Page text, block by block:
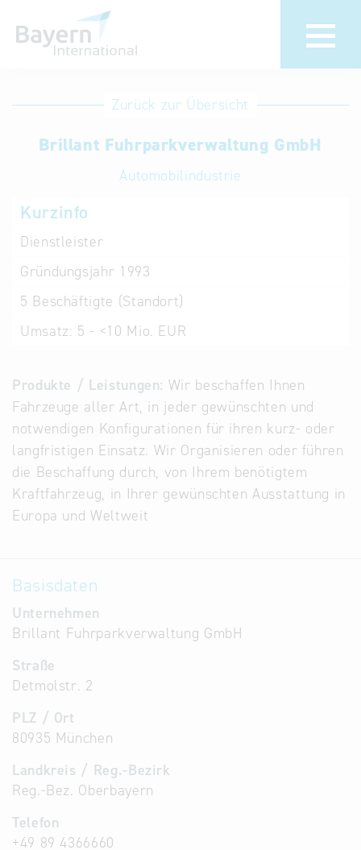
Anmeldung
Unternehmen
anmelden
Eintrag
löschen
Aktualisieren
Alternative
Datenbanken
aus
Österreich
und der
Slowakei
Zurück zur Übersicht
Brillant Fuhrparkverwaltung GmbH
Automobilindustrie
Kurzinfo
Dienstleister
Gründungsjahr 1993
5 Beschäftigte (Standort)
Umsatz: 5 - <10 Mio. EUR
Produkte / Leistungen: Wir beschaffen Ihnen
Fahrzeuge aller Art, in jeder gewünschten und
notwendigen Konfigurationen für ihren kurz- oder
langfristigen Einsatz. Wir Organisieren oder führen
die Beschaffung durch, von Ihrem benötigtem
Kraftfahrzeug, in Ihrer gewünschten Ausstattung in
Europa und Weltweit
Basisdaten
Unternehmen
Brillant Fuhrparkverwaltung GmbH
Straße
Detmolstr. 2
PLZ / Ort
80935 München
Landkreis / Reg.-Bezirk
Reg.-Bez. Oberbayern
Telefon
+49 89 4366660